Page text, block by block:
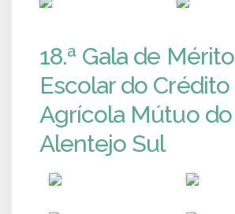
18.ª Gala de Mérito
Escolar do Crédito
Agrícola Mútuo do
Alentejo Sul